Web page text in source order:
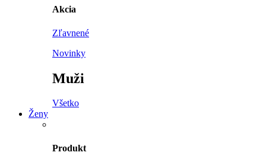
Akcia
Zľavnené
Novinky
Muži
Všetko
Ženy
Produkt